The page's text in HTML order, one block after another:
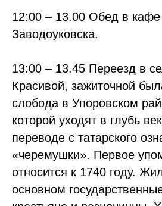
12:00 – 13.00 Обед в кафе
Заводоуковска.
13:00 – 13.45 Переезд в
Красивой, зажиточной
слобода в Упоровском
которой уходят в глубь
переводе с татарского
«черемушки». Первое
относится к 1740 году.
основном